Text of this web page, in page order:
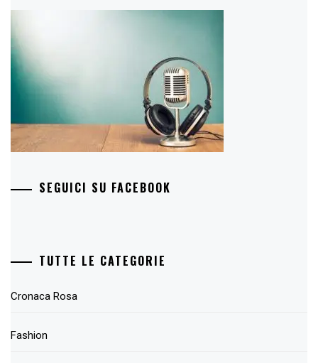
SEGUICI SU FACEBOOK
TUTTE LE CATEGORIE
Cronaca Rosa
Fashion